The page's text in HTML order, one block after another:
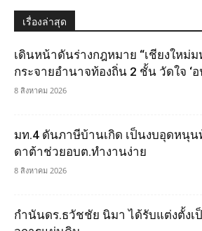
เรื่องล่าสุด
เดินหน้าดันร่างกฎหมาย “เชียงใหม่ม
กระจายอำนาจท้องถิ่น 2 ชั้น วัดใจ ‘
8 สิงหาคม 2026
มท.4 ดันภาษีบ้านเกิด เป็นงบอุดหนุน
ดาต้าช่วยอบต.ทำงานง่าย
8 สิงหาคม 2026
กำนันดร.ธวัชชัย นิมา ได้รับแต่งตั้งเ